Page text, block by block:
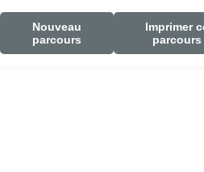
Nouveau
parcours
Imprimer
parcours